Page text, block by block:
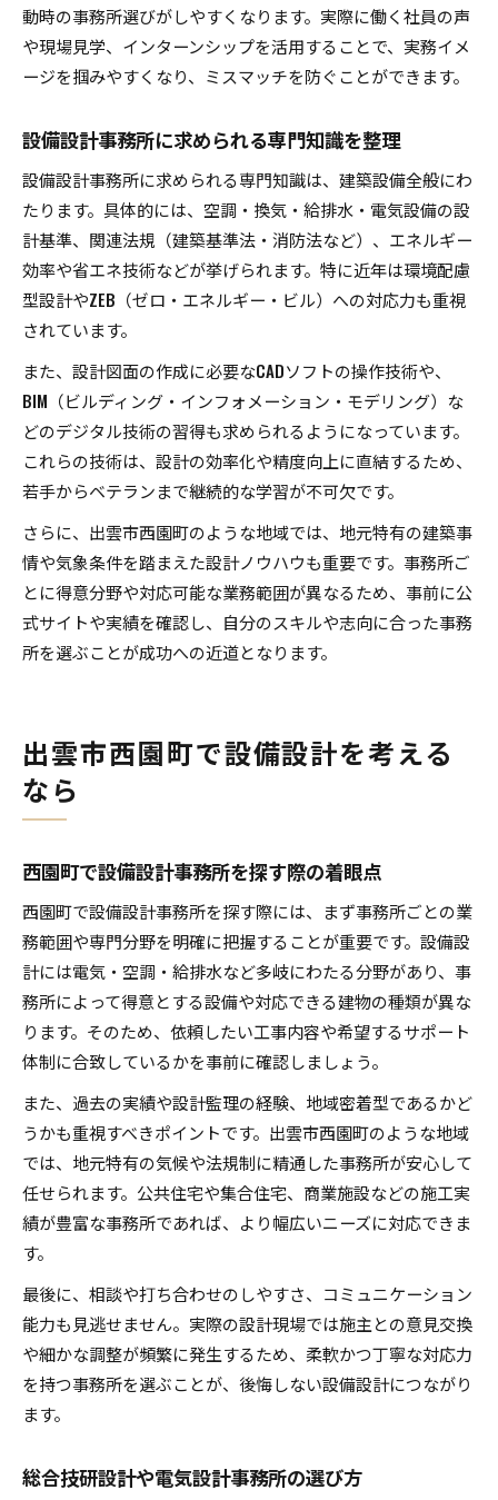
動時の事務所選びがしやすくなります。実際に働く社員の声
や現場見学、インターンシップを活用することで、実務イメ
ージを掴みやすくなり、ミスマッチを防ぐことができます。
設備設計事務所に求められる専門知識を整理
設備設計事務所に求められる専門知識は、建築設備全般にわ
たります。具体的には、空調・換気・給排水・電気設備の設
計基準、関連法規（建築基準法・消防法など）、エネルギー
効率や省エネ技術などが挙げられます。特に近年は環境配慮
型設計やZEB（ゼロ・エネルギー・ビル）への対応力も重視
されています。
また、設計図面の作成に必要なCADソフトの操作技術や、
BIM（ビルディング・インフォメーション・モデリング）な
どのデジタル技術の習得も求められるようになっています。
これらの技術は、設計の効率化や精度向上に直結するため、
若手からベテランまで継続的な学習が不可欠です。
さらに、出雲市西園町のような地域では、地元特有の建築事
情や気象条件を踏まえた設計ノウハウも重要です。事務所ご
とに得意分野や対応可能な業務範囲が異なるため、事前に公
式サイトや実績を確認し、自分のスキルや志向に合った事務
所を選ぶことが成功への近道となります。
出雲市西園町で設備設計を考える
なら
西園町で設備設計事務所を探す際の着眼点
西園町で設備設計事務所を探す際には、まず事務所ごとの業
務範囲や専門分野を明確に把握することが重要です。設備設
計には電気・空調・給排水など多岐にわたる分野があり、事
務所によって得意とする設備や対応できる建物の種類が異な
ります。そのため、依頼したい工事内容や希望するサポート
体制に合致しているかを事前に確認しましょう。
また、過去の実績や設計監理の経験、地域密着型であるかど
うかも重視すべきポイントです。出雲市西園町のような地域
では、地元特有の気候や法規制に精通した事務所が安心して
任せられます。公共住宅や集合住宅、商業施設などの施工実
績が豊富な事務所であれば、より幅広いニーズに対応できま
す。
最後に、相談や打ち合わせのしやすさ、コミュニケーション
能力も見逃せません。実際の設計現場では施主との意見交換
や細かな調整が頻繁に発生するため、柔軟かつ丁寧な対応力
を持つ事務所を選ぶことが、後悔しない設備設計につながり
ます。
総合技研設計や電気設計事務所の選び方